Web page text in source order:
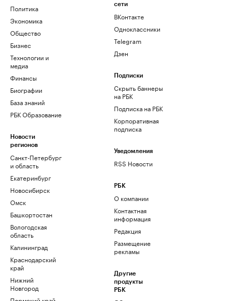
Политика
Экономика
Общество
Бизнес
Технологии и
медиа
Финансы
Биографии
База знаний
РБК Образование
Новости
регионов
Санкт-Петербург
и область
Екатеринбург
Новосибирск
Омск
Башкортостан
Вологодская
область
Калининград
Краснодарский
край
Нижний
Новгород
сети
ВКонтакте
Одноклассники
Telegram
Дзен
Подписки
Скрыть баннеры
на РБК
Подписка на РБК
Корпоративная
подписка
Уведомления
RSS Новости
РБК
О компании
Контактная
информация
Редакция
Размещение
рекламы
Другие
продукты
РБК